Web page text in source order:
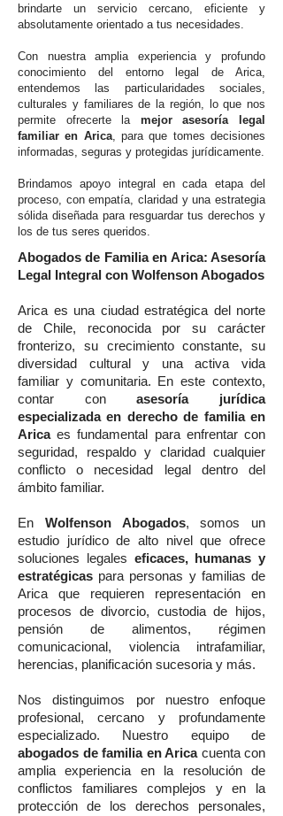
brindarte un servicio cercano, eficiente y
absolutamente orientado a tus necesidades.
Con nuestra amplia experiencia y profundo
conocimiento del entorno legal de Arica,
entendemos las particularidades sociales,
culturales y familiares de la región, lo que nos
permite ofrecerte la mejor asesoría legal
familiar en Arica, para que tomes decisiones
informadas, seguras y protegidas jurídicamente.
Brindamos apoyo integral en cada etapa del
proceso, con empatía, claridad y una estrategia
sólida diseñada para resguardar tus derechos y
los de tus seres queridos.
Abogados de Familia en Arica: Asesoría
Legal Integral con Wolfenson Abogados
Arica es una ciudad estratégica del norte
de Chile, reconocida por su carácter
fronterizo, su crecimiento constante, su
diversidad cultural y una activa vida
familiar y comunitaria. En este contexto,
contar conasesoría jurídica
especializada en derecho de familia en
Aricaes fundamental para enfrentar con
seguridad, respaldo y claridad cualquier
conflicto o necesidad legal dentro del
ámbito familiar.
En Wolfenson Abogados, somos un
estudio jurídico de alto nivel que ofrece
soluciones legales eficaces, humanas y
estratégicas para personas y familias de
Arica que requieren representación en
procesos de divorcio, custodia de hijos,
pensión de alimentos, régimen
comunicacional, violencia intrafamiliar,
herencias, planificación sucesoria y más.
Nos distinguimos por nuestro enfoque
profesional, cercano y profundamente
especializado. Nuestro equipo de
abogados de familia en Aricacuenta con
amplia experiencia en la resolución de
conflictos familiares complejos y en la
protección de los derechos personales,